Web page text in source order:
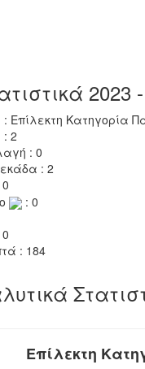
2023
: Επίλεκτη Κατηγορία
: 2
: 0
: 2
: 0
: 184
Επίλεκτη